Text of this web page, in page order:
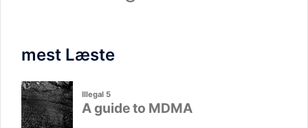
mest Læste